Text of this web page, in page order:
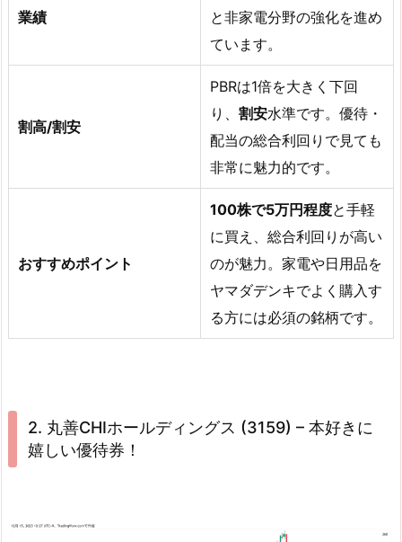
業績
と非家電分野の強化を進め
ています。
割高/割安
PBRは1倍を大きく下回
り、 割安水準です。優待・
配当の総合利回りで見ても
非常に魅力的です。
おすすめポイント
100株で5万円程度と手軽
に買え、総合利回りが高い
のが魅力。家電や日用品を
ヤマダデンキでよく購入す
る方には必須の銘柄です。
2. 丸善CHIホールディングス (3159) – 本好きに
嬉しい優待券！